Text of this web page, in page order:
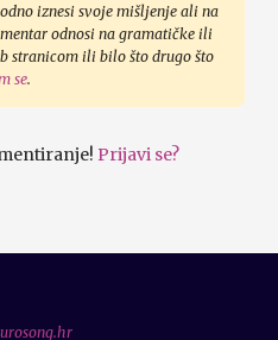
iznesi svoje mišljenje ali na
odnosi na gramatičke ili
stranicom ili bilo što drugo što
se.
Prijavi se?